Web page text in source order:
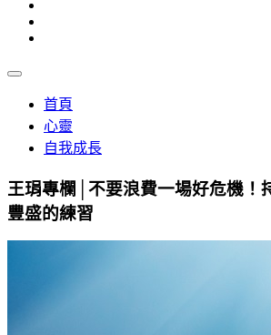
首頁
心靈
自我成長
王琄專欄│不要浪費一場好危機！
豐盛的練習